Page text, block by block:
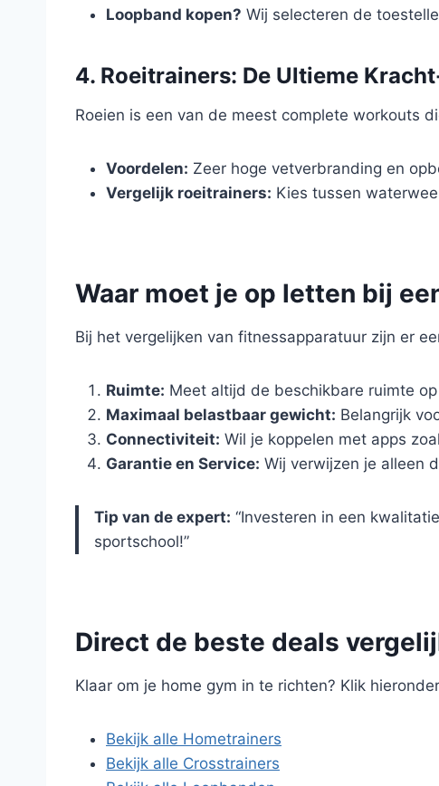
Loopband kopen? Wij selecteren de
4. Roeitrainers: De Ultieme
Roeien is een van de meest complete workouts
Voordelen: Zeer hoge vetverbranding en
Vergelijk roeitrainers: Kies tussen
Waar moet je op letten bij
Bij het vergelijken van fitnessapparatuur zijn er
Ruimte: Meet altijd de beschikbare ruimte
Maximaal belastbaar gewicht: Belangrijk
Connectiviteit: Wil je koppelen met apps
Garantie en Service: Wij verwijzen je alleen
Tip van de expert: “Investeren in een
sportschool!”
Direct de beste deals
Klaar om je home gym in te richten? Klik
Bekijk alle Hometrainers
Bekijk alle Crosstrainers